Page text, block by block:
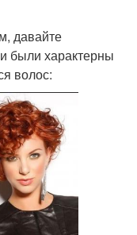
давайте
были характерны
волос: